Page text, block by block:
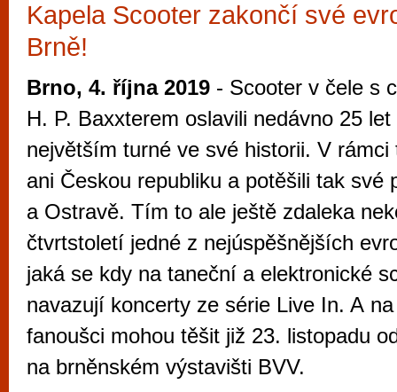
Kapela Scooter zakončí své
Brně!
Brno, 4. října 2019 - Scooter v čele s
H. P. Baxxterem oslavili nedávno 25
největším turné ve své historii. V rámci
ani Českou republiku a potěšili tak své
a Ostravě. Tím to ale ještě zdaleka
čtvrtstoletí jedné z nejúspěšnějších
jaká se kdy na taneční a elektronické
navazují koncerty ze série Live In. A
fanoušci mohou těšit již 23. listopadu
na brněnském výstavišti BVV.
Průvodce
Brno je
zajímavé
restaurace,
Mimo jiné je ale také místem, kde si
vyzkoušet různé kasinové hry. V
metropoli naleznete širokou nabídku her
po moderní automaty jak pro pravidelné
příležitostné hráče. V...